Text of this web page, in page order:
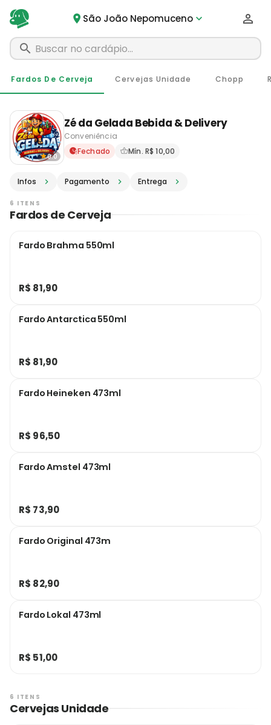
São João Nepomuceno
0.0
Zé da Gelada Bebida & Delivery
Conveniência
Delivery em São João
Fechado Mín. R$ 10,00
Infos Pagamento Entrega
Fardos De Cerveja Cervejas Unidade Chopp
6 ITENS
Fardos de Cerveja
Fardo Brahma 550ml
R$ 81,90
Fardo Antarctica 550ml
R$ 81,90
Fardo Heineken 473ml
R$ 96,50
Fardo Amstel 473ml
R$ 73,90
Fardo Original 473m
R$ 82,90
Fardo Lokal 473ml
R$ 51,00
6 ITENS
Cervejas Unidade